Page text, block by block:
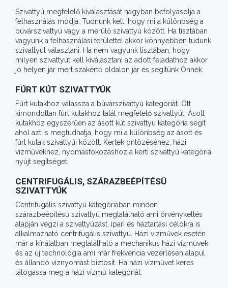
Szivattyú megfelelő kiválasztását nagyban befolyásolja a
felhasználás módja. Tudnunk kell, hogy mi a különbség a
búvárszivattyú vagy a merülő szivattyú között. Ha tisztában
vagyunk a felhasználási területtel akkor könnyebben tudunk
szivattyút választani. Ha nem vagyunk tisztában, hogy
milyen szivattyút kell kiválasztani az adott feladathoz akkor
jó helyen jár mert szakértő oldalon jár és segítünk Önnek.
FÚRT KÚT SZIVATTYÚK
Fúrt kutakhoz válassza a búvárszivattyú kategóriát. Ott
kimondottan fúrt kutakhoz talál megfelelő szivattyút. Ásott
kutakhoz egyszerűen az ásott kút szivattyú kategória segít
ahol azt is megtudhatja, hogy mi a különbség az ásott és
fúrt kutak szivattyúi között. Kertek öntözéséhez, házi
vízművekhez, nyomásfokozáshoz a kerti szivattyú kategória
nyújt segítséget.
CENTRIFUGÁLIS, SZÁRAZBEÉPÍTÉSŰ
SZIVATTYÚK
Centrifugális szivattyú kategóriában minden
szárazbeépítésű szivattyú megtalálható ami örvénykeltés
alapján végzi a szivattyúzást. ipari és háztartási célokra is
alkalmazható centrifugális szivattyú. Házi vizművek esetén
már a kínálatban megtalálható a mechanikus házi vízművek
és az új technológia ami már frekvencia vezérlésen alapul
és állandó viznyomást biztosít. Ha házi vízművet keres
látogassa meg a házi vízmű kategóriát.